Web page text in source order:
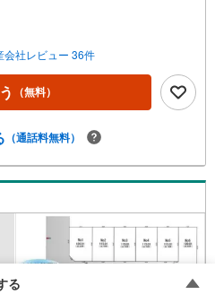
します。「室内・現地を見学す
ただくと、スムーズにご案内可能
内覧準備が必要な場合がございま
◆TOHO HOUSE CLUB◆弊社で売
TOHO HOUSE CLUBにご加入いただ
後のリフォーム、保険やローンの見
によるライフサポート◆専属ファ
ドバイスいたします。ご契約前後
用いただけます。◆安心の環境◆
ースを完備し、ご家族でのご来店
皆様の住まい探しをサポートいたし
会社レビュー 36件
（無料）
（通話料無料）
る